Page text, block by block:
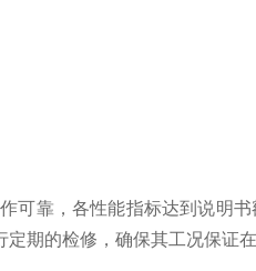
靠，各性能指标达到说明
期的检修，确保其工况保证在